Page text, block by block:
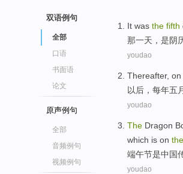
双语例句
全部
口语
书面语
论文
原声例句
全部
音频例句
视频例句
It was the fifth
那一天 ， 是阴
youdao
Thereafter, on
以后 ， 每年五
youdao
The Dragon
which is on the
端午节是中国
youdao